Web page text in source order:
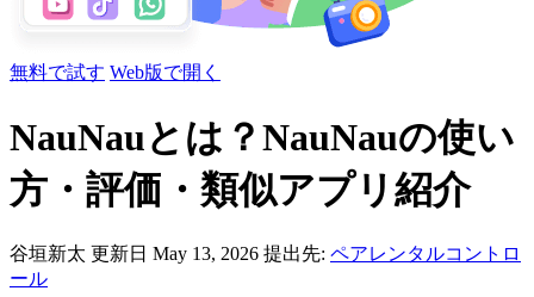
無料で試す Web版で開く
NauNauとは？NauNauの使い
方・評価・類似アプリ紹介
谷垣新太 更新日 May 13, 2026 提出先: ペアレンタルコントロ
ール